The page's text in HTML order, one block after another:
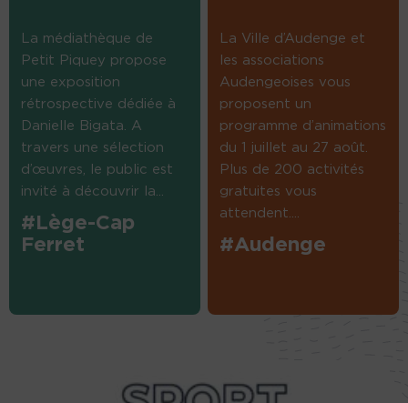
La médiathèque de
Petit Piquey propose
une exposition
rétrospective dédiée à
Danielle Bigata. A
travers une sélection
d’œuvres, le public est
invité à découvrir la...
#Lège-Cap
Ferret
La Ville d’Audenge et
les associations
Audengeoises vous
proposent un
programme d’animations
du 1 juillet au 27 août.
Plus de 200 activités
gratuites vous
attendent....
#Audenge